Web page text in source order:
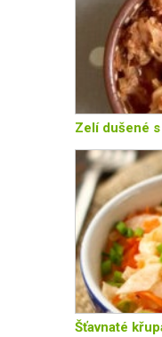
Zelí dušené
Šťavnaté